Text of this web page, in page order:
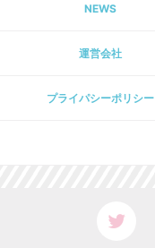
NEWS
運営会社
プライパシーポリシー